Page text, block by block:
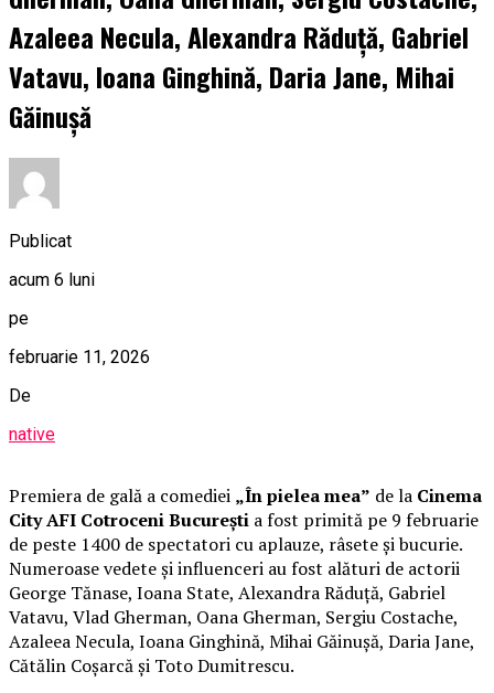
Azaleea Necula, Alexandra Răduță, Gabriel
Vatavu, Ioana Ginghină, Daria Jane, Mihai
Găinușă
Publicat
acum 6 luni
pe
februarie 11, 2026
De
native
Premiera de gală a comediei „În pielea mea” de la Cinema
City AFI Cotroceni București a fost primită pe 9 februarie
de peste 1400 de spectatori cu aplauze, râsete și bucurie.
Numeroase vedete și influenceri au fost alături de actorii
George Tănase, Ioana State, Alexandra Răduță, Gabriel
Vatavu, Vlad Gherman, Oana Gherman, Sergiu Costache,
Azaleea Necula, Ioana Ginghină, Mihai Găinușă, Daria Jane,
Cătălin Coșarcă și Toto Dumitrescu.